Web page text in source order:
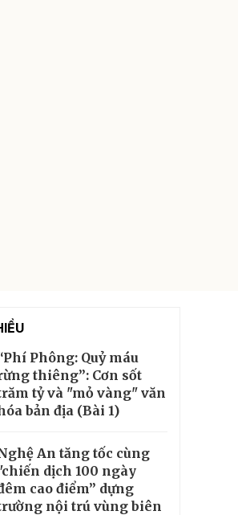
Phông: Quỷ máu
thiêng”: Cơn sốt
tỷ và "mỏ vàng" văn
bản địa (Bài 1)
An tăng tốc cùng
dịch 100 ngày
cao điểm” dựng
nội trú vùng biên